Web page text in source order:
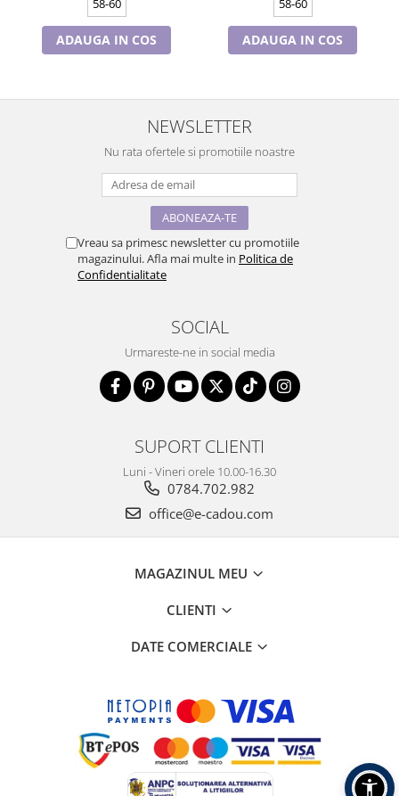
58-60
ADAUGA IN COS
58-60
ADAUGA IN COS
NEWSLETTER
Nu rata ofertele si promotiile noastre
Vreau sa primesc newsletter cu promotiile
magazinului. Afla mai multe in Politica de
Confidentialitate
SOCIAL
Urmareste-ne in social media
SUPORT CLIENTI
Luni - Vineri orele 10.00-16.30
0784.702.982
office@e-cadou.com
MAGAZINUL MEU
CLIENTI
DATE COMERCIALE